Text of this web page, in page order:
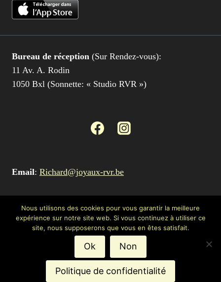
Bureau de réception (Sur Rendez-vous):
11 Av. A. Rodin
1050 Bxl (Sonnette: « Studio RVR »)
Email: Richard@joyaux-rvr.be
© 2026 Artisan bijoutier-joaillier, Richard Van
Risseghem, Bruxelles
Mentions légales et politique de confidentialité
Nous utilisons des cookies pour vous garantir la meilleure
expérience sur notre site web. Si vous continuez à utiliser ce
site, nous supposerons que vous en êtes satisfait.
Ok Non
Politique de confidentialité